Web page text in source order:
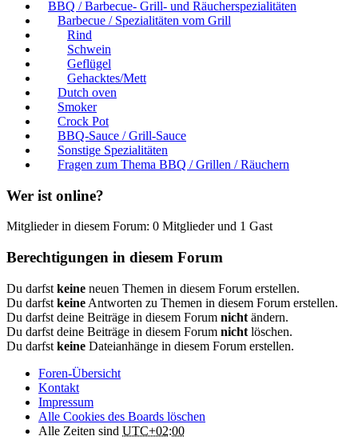
BBQ / Barbecue- Grill- und Räucherspezialitäten
Barbecue / Spezialitäten vom Grill
Rind
Schwein
Geflügel
Gehacktes/Mett
Dutch oven
Smoker
Crock Pot
BBQ-Sauce / Grill-Sauce
Sonstige Spezialitäten
Fragen zum Thema BBQ / Grillen / Räuchern
Wer ist online?
Mitglieder in diesem Forum: 0 Mitglieder und 1 Gast
Berechtigungen in diesem Forum
Du darfst keine neuen Themen in diesem Forum erstellen.
Du darfst keine Antworten zu Themen in diesem Forum erstellen.
Du darfst deine Beiträge in diesem Forum nicht ändern.
Du darfst deine Beiträge in diesem Forum nicht löschen.
Du darfst keine Dateianhänge in diesem Forum erstellen.
Foren-Übersicht
Kontakt
Impressum
Alle Cookies des Boards löschen
Alle Zeiten sind UTC+02:00